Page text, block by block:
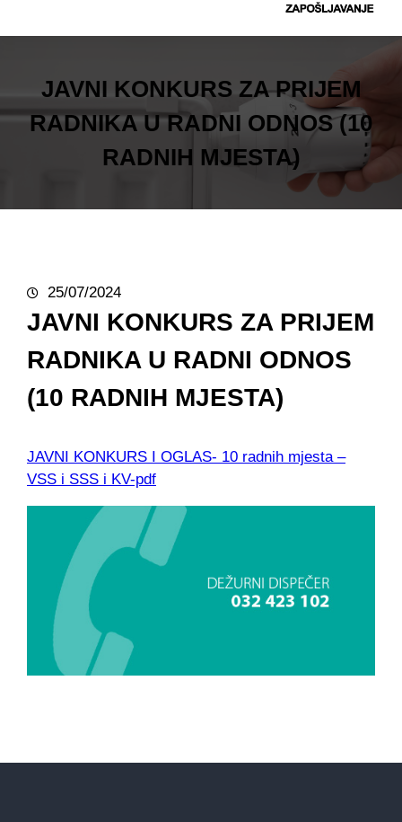
r
JAVNI KONKURS ZA PRIJEM
RADNIKA U RADNI ODNOS (10
RADNIH MJESTA)
25/07/2024
JAVNI KONKURS ZA PRIJEM
RADNIKA U RADNI ODNOS
(10 RADNIH MJESTA)
JAVNI KONKURS I OGLAS- 10 radnih mjesta –
VSS i SSS i KV-pdf